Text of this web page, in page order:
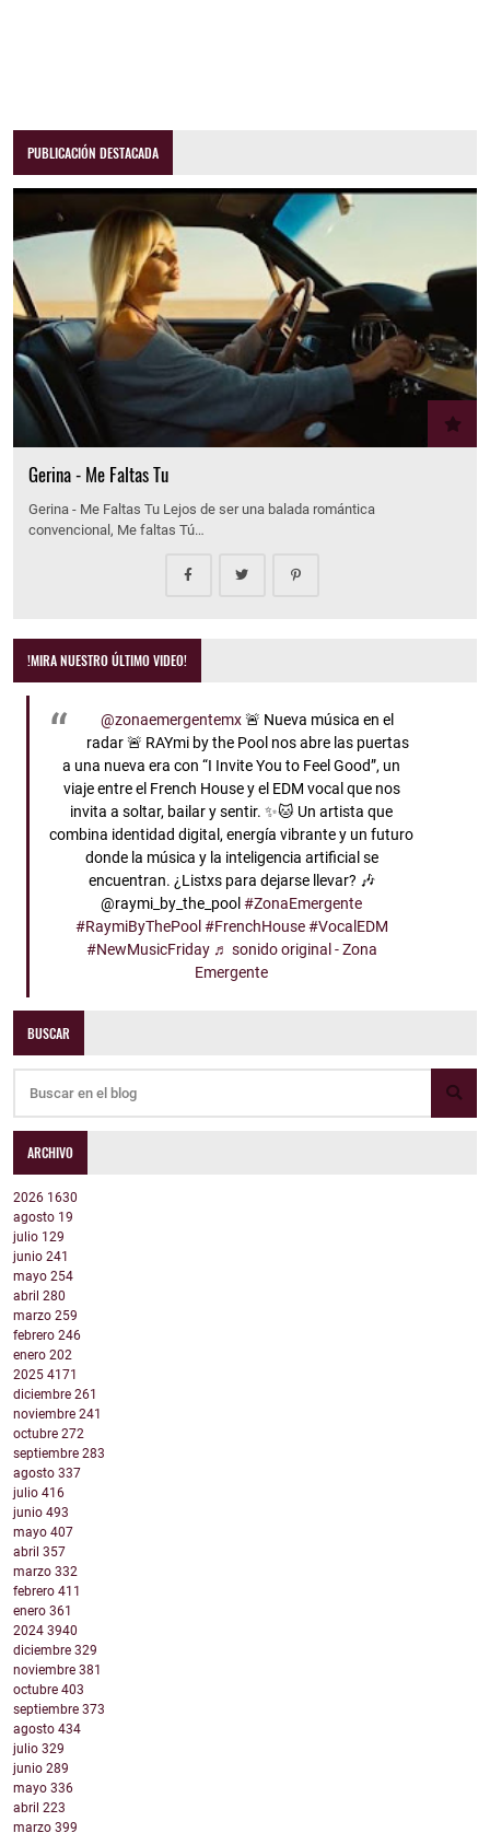
PUBLICACIÓN DESTACADA
Gerina - Me Faltas Tu
Gerina - Me Faltas Tu Lejos de ser una balada romántica
convencional, Me faltas Tú…
!MIRA NUESTRO ÚLTIMO VIDEO!
@zonaemergentemx🚨 Nueva música en el
radar 🚨 RAYmi by the Pool nos abre las puertas
a una nueva era con “I Invite You to Feel Good”, un
viaje entre el French House y el EDM vocal que nos
invita a soltar, bailar y sentir. ✨🐱 Un artista que
combina identidad digital, energía vibrante y un futuro
donde la música y la inteligencia artificial se
encuentran. ¿Listxs para dejarse llevar? 🎶
@raymi_by_the_pool#ZonaEmergente
#RaymiByThePool #FrenchHouse #VocalEDM
#NewMusicFriday ♬ sonido original - Zona
Emergente
BUSCAR
ARCHIVO
2026 1630
agosto 19
julio 129
junio 241
mayo 254
abril 280
marzo 259
febrero 246
enero 202
2025 4171
diciembre 261
noviembre 241
octubre 272
septiembre 283
agosto 337
julio 416
junio 493
mayo 407
abril 357
marzo 332
febrero 411
enero 361
2024 3940
diciembre 329
noviembre 381
octubre 403
septiembre 373
agosto 434
julio 329
junio 289
mayo 336
abril 223
marzo 399